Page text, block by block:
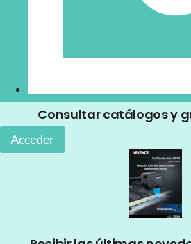
Consultar catálogos y
Acceder